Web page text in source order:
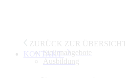
ZURÜCK ZUR ÜBERSICHT
Stellenangebote
Ausbildung
KONTAKT